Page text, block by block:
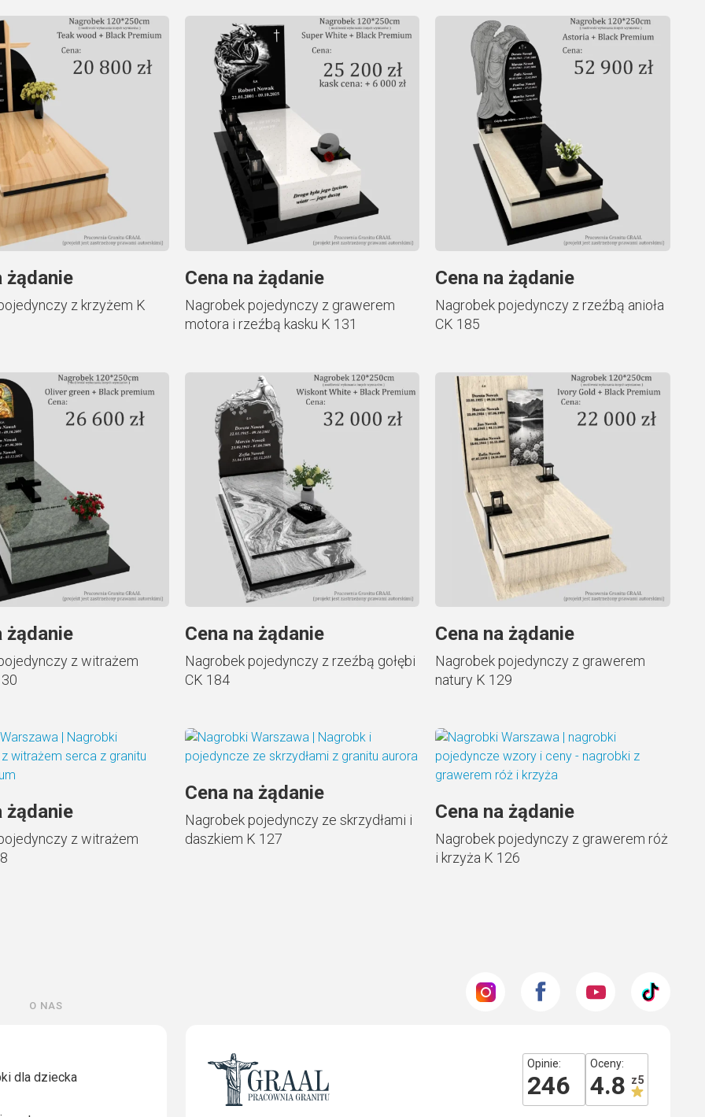
żądanie
z krzyżem K
Cena na żądanie
Nagrobek pojedynczy z grawerem
motora i rzeźbą kasku K 131
Cena na żądanie
Nagrobek pojedynczy z rzeźbą anioła
CK 185
żądanie
z witrażem
Cena na żądanie
Nagrobek pojedynczy z rzeźbą gołębi
CK 184
Cena na żądanie
Nagrobek pojedynczy z grawerem
natury K 129
żądanie
z witrażem
Cena na żądanie
Nagrobek pojedynczy ze skrzydłami i
daszkiem K 127
Cena na żądanie
Nagrobek pojedynczy z grawerem róż
i krzyża K 126
O nas
dla dziecka
Opinie:
246
Oceny:
4.8 z 5